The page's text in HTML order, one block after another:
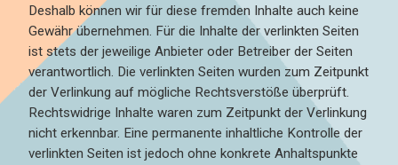
Deshalb können wir für diese fremden Inhalte auch keine
Gewähr übernehmen. Für die Inhalte der verlinkten Seiten
ist stets der jeweilige Anbieter oder Betreiber der Seiten
verantwortlich. Die verlinkten Seiten wurden zum Zeitpunkt
der Verlinkung auf mögliche Rechtsverstöße überprüft.
Rechtswidrige Inhalte waren zum Zeitpunkt der Verlinkung
nicht erkennbar. Eine permanente inhaltliche Kontrolle der
verlinkten Seiten ist jedoch ohne konkrete Anhaltspunkte